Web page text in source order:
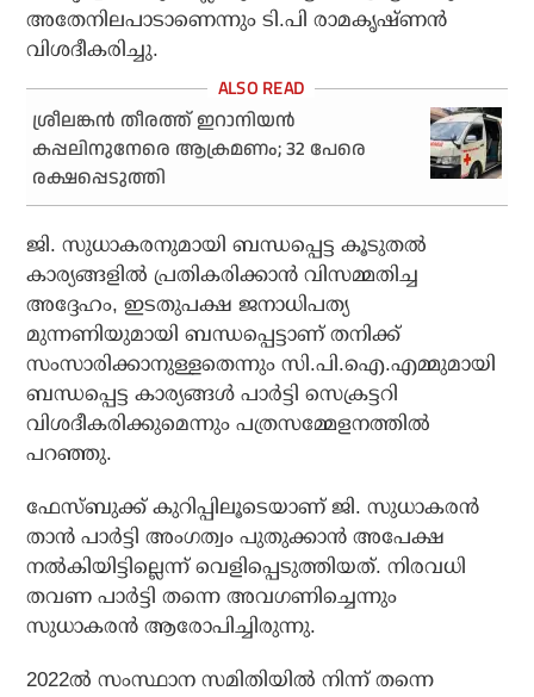
അതേനിലപാടാണെന്നും ടി.പി രാമകൃഷ്ണന്‍
വിശദീകരിച്ചു.
ശ്രീലങ്കന്‍ തീരത്ത് ഇറാനിയന്‍
കപ്പലിനുനേരെ ആക്രമണം; 32 പേരെ
രക്ഷപ്പെടുത്തി
ജി. സുധാകരനുമായി ബന്ധപ്പെട്ട കൂടുതല്‍
കാര്യങ്ങളില്‍ പ്രതികരിക്കാന്‍ വിസമ്മതിച്ച
അദ്ദേഹം, ഇടതുപക്ഷ ജനാധിപത്യ
മുന്നണിയുമായി ബന്ധപ്പെട്ടാണ് തനിക്ക്
സംസാരിക്കാനുള്ളതെന്നും സി.പി.ഐ.എമ്മുമായി
ബന്ധപ്പെട്ട കാര്യങ്ങള്‍ പാര്‍ട്ടി സെക്രട്ടറി
വിശദീകരിക്കുമെന്നും പത്രസമ്മേളനത്തില്‍
പറഞ്ഞു.
ഫേസ്ബുക്ക് കുറിപ്പിലൂടെയാണ് ജി. സുധാകരന്‍
താന്‍ പാര്‍ട്ടി അംഗത്വം പുതുക്കാന്‍ അപേക്ഷ
നല്‍കിയിട്ടില്ലെന്ന് വെളിപ്പെടുത്തിയത്. നിരവധി
തവണ പാര്‍ട്ടി തന്നെ അവഗണിച്ചെന്നും
സുധാകരന്‍ ആരോപിച്ചിരുന്നു.
2022ല്‍ സംസ്ഥാന സമിതിയില്‍ നിന്ന് തന്നെ